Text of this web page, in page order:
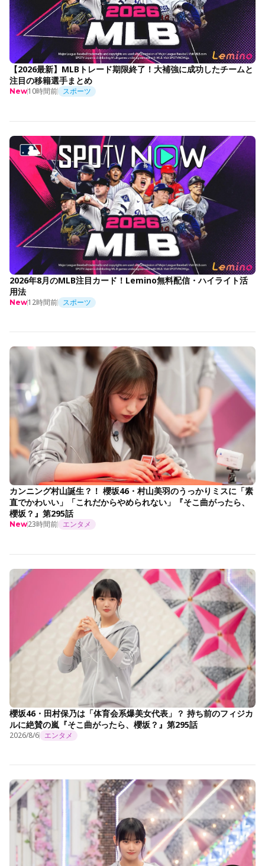
【2026最新】MLBトレード期限終了！大補強に成功したチームと
注目の移籍選手まとめ
New10時間前 スポーツ
2026年8月のMLB注目カード！Lemino無料配信・ハイライト活
用法
New12時間前 スポーツ
カンニング村山誕生？！ 櫻坂46・村山美羽のうっかりミスに「素
直でかわいい」「これだからやめられない」『そこ曲がったら、
櫻坂？』第295話
New23時間前 エンタメ
櫻坂46・田村保乃は「体育会系爆美女代表」？ 持ち前のフィジカ
ルに絶賛の嵐『そこ曲がったら、櫻坂？』第295話
2026/8/6 エンタメ